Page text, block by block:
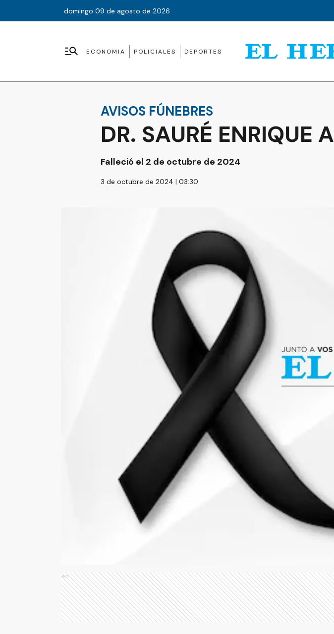
domingo 09 de agosto de 2026
ECONOMIA POLICIALES DEPORTES
AVISOS FÚNEBRES
DR. SAURÉ ENRIQUE
Falleció el 2 de octubre de 2024
3 de octubre de 2024 | 03:30
Ads